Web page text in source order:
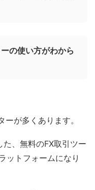
の使い方がわから
が多くあります。
、無料のFX取引ツー
ットフォームになり